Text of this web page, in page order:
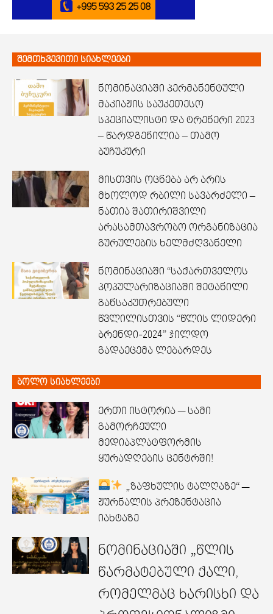
შემთხვევითი სიახლეები
ნომინაციაში პერმანენტული
მაკიაჟის საუკეთესო
სპეციალისტი და ტრენერი 2023
– წარდგენილია – თამო
ბუჩუკური
მისთვის ოცნება არ არის
მხოლოდ რბილი სავარძელი –
ნათია შათირიშვილი
არასამთავრობო ორგანიზაცია
გურულების ხელმძღვანელი
ნომინაციაში “საქართველოს
პოპულარიზაციაში შეტანილი
განსაკუთრებული
წვლილისთვის “წლის ლიდერი
ბრენდი-2024” ჯილდო
გადაეცემა ლებარდეს
ბოლო სიახლეები
ერთი ისტორია — სამი
გამორჩეული
მედიაპლატფორმის
ყურადღების ცენტრში!
„ზაფხულის ტალღაზე“ —
ჟურნალის პრეზენტაცია
იახტაზე
ნომინაციაში „წლის
წარმატებული ქალი,
რომელმაც ხარისხი და